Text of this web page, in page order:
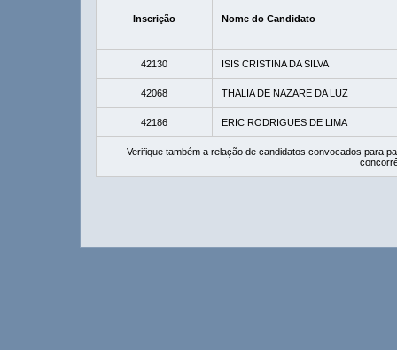
Inscrição Nome do Candidato
42130 ISIS CRISTINA DA SILVA
42068 THALIA DE NAZARE DA LUZ
42186 ERIC RODRIGUES DE LIMA
Verifique também a relação de candidatos convocados para